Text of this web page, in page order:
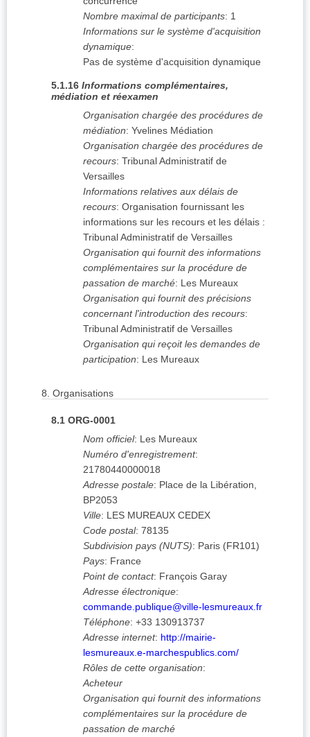
Nombre maximal de participants: 1
Informations sur le système d'acquisition
dynamique:
Pas de système d'acquisition dynamique
5.1.16 Informations complémentaires,
médiation et réexamen
Organisation chargée des procédures de
médiation: Yvelines Médiation
Organisation chargée des procédures de
recours: Tribunal Administratif de
Versailles
Informations relatives aux délais de
recours: Organisation fournissant les
informations sur les recours et les délais :
Tribunal Administratif de Versailles
Organisation qui fournit des informations
complémentaires sur la procédure de
passation de marché: Les Mureaux
Organisation qui fournit des précisions
concernant l'introduction des recours:
Tribunal Administratif de Versailles
Organisation qui reçoit les demandes de
participation: Les Mureaux
8. Organisations
8.1 ORG-0001
Nom officiel: Les Mureaux
Numéro d'enregistrement:
21780440000018
Adresse postale: Place de la Libération,
BP2053
Ville: LES MUREAUX CEDEX
Code postal: 78135
Subdivision pays (NUTS): Paris (FR101)
Pays: France
Point de contact: François Garay
Adresse électronique:
commande.publique@ville-lesmureaux.fr
Téléphone: +33 130913737
Adresse internet: http://mairie-
lesmureaux.e-marchespublics.com/
Rôles de cette organisation:
Acheteur
Organisation qui fournit des informations
complémentaires sur la procédure de
passation de marché